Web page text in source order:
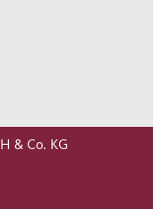
& Co. KG